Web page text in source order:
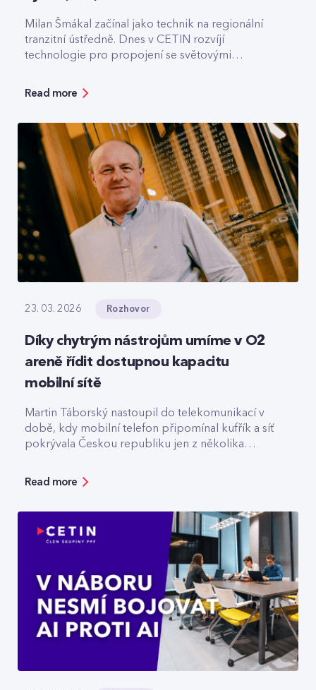
Milan Šmákal začínal jako technik na regionální
tranzitní ústředně. Dnes v CETIN rozvíjí
technologie pro propojení se světovými
pro core síť má na starost technologie pro
připomínají LEGO.
Read more
23. 03. 2026 Rozhovor
Díky chytrým nástrojům umíme v O2
areně řídit dostupnou kapacitu
mobilní sítě
Martin Táborský nastoupil do telekomunikací v
době, kdy mobilní telefon připomínal kufřík a síť
pokrývala Českou republiku jen z několika
za špičkovou kvalitu a optimalizaci rádiové sítě. V
prázdné O2 areně nebo komu už dnes
spolehlivě slouží privátní 5G sítě.
Read more